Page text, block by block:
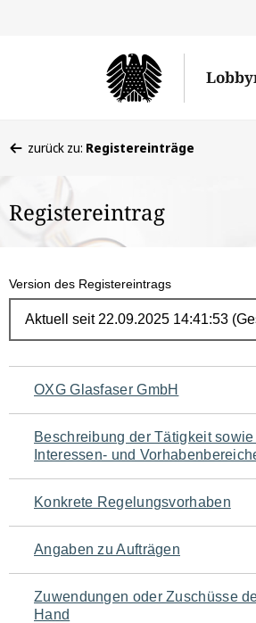
befinden
hier:
zurück zu: Registereinträge
Registereintrag
Version des Registereintrags
Navigation
für
den
Seiteninhalt
OXG Glasfaser GmbH
Beschreibung der Tätigkeit
Interessen- und
Konkrete Regelungsvorhaben
Angaben zu Aufträgen
Zuwendungen oder Zuschüsse
Hand